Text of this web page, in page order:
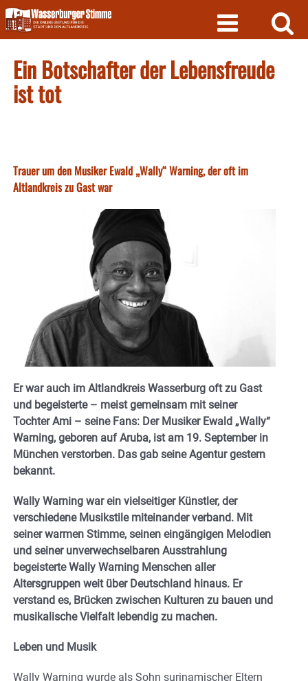
Skip
to
content
Ein Botschafter der Lebensfreude
ist tot
Trauer um den Musiker Ewald „Wally“ Warning, der oft im
Altlandkreis zu Gast war
Er war auch im Altlandkreis Wasserburg oft zu Gast
und begeisterte – meist gemeinsam mit seiner
Tochter Ami – seine Fans: Der Musiker Ewald „Wally“
Warning, geboren auf Aruba, ist am 19. September in
München verstorben. Das gab seine Agentur gestern
bekannt.
Wally Warning war ein vielseitiger Künstler, der
verschiedene Musikstile miteinander verband. Mit
seiner warmen Stimme, seinen eingängigen Melodien
und seiner unverwechselbaren Ausstrahlung
begeisterte Wally Warning Menschen aller
Altersgruppen weit über Deutschland hinaus. Er
verstand es, Brücken zwischen Kulturen zu bauen und
musikalische Vielfalt lebendig zu machen.
Leben und Musik
Wally Warning wurde als Sohn surinamischer Eltern